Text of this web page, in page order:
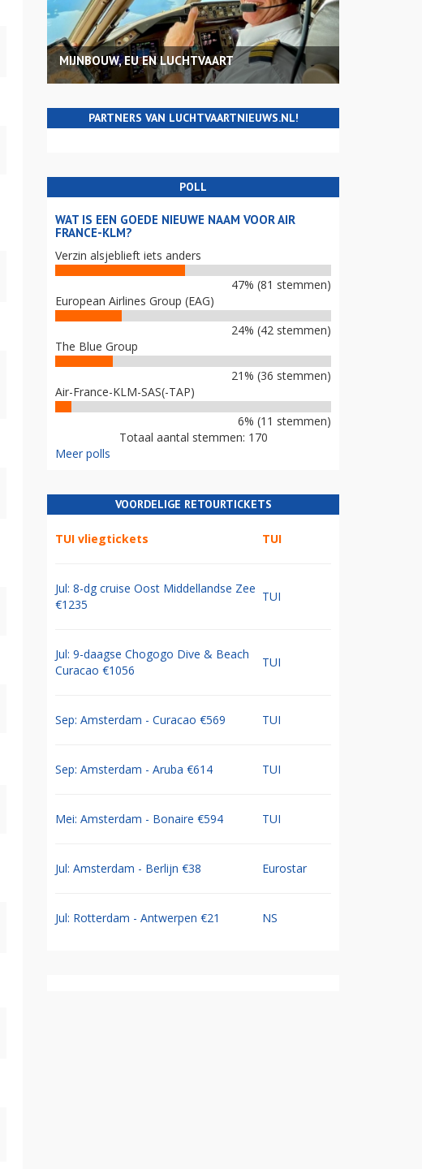
MIJNBOUW, EU EN LUCHTVAART
PARTNERS VAN LUCHTVAARTNIEUWS.NL!
POLL
WAT IS EEN GOEDE NIEUWE NAAM VOOR AIR
FRANCE-KLM?
Verzin alsjeblieft iets anders
47% (81 stemmen)
European Airlines Group (EAG)
24% (42 stemmen)
The Blue Group
21% (36 stemmen)
Air-France-KLM-SAS(-TAP)
6% (11 stemmen)
Totaal aantal stemmen: 170
Meer polls
VOORDELIGE RETOURTICKETS
TUI vliegtickets TUI
Jul: 8-dg cruise Oost Middellandse Zee
€1235
TUI
Jul: 9-daagse Chogogo Dive & Beach
Curacao €1056
TUI
Sep: Amsterdam - Curacao €569 TUI
Sep: Amsterdam - Aruba €614 TUI
Mei: Amsterdam - Bonaire €594 TUI
Jul: Amsterdam - Berlijn €38 Eurostar
Jul: Rotterdam - Antwerpen €21 NS